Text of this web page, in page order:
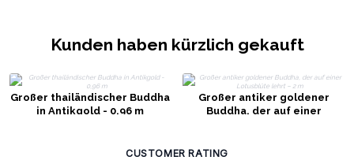
Kunden haben kürzlich gekauft
Großer thailändischer Buddha
in Antikgold - 0,96 m
Großer antiker goldener
Buddha, der auf einer
CUSTOMER RATING